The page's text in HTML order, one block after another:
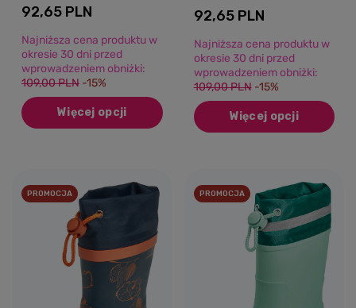
92,65 PLN
Najniższa cena produktu w
okresie 30 dni przed
wprowadzeniem obniżki:
109,00 PLN -15%
Więcej opcji
92,65 PLN
Najniższa cena produktu w
okresie 30 dni przed
wprowadzeniem obniżki:
109,00 PLN -15%
Więcej opcji
PROMOCJA PROMOCJA